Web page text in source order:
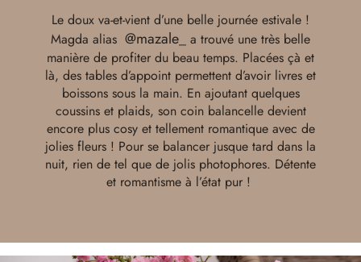
Le doux va-et-vient d’une belle journée estivale !
Magda alias @mazale_
a trouvé une très belle
manière de profiter du beau temps. Placées çà et
là, des tables d’appoint permettent d’avoir livres et
boissons sous la main. En ajoutant quelques
coussins et plaids, son coin balancelle devient
encore plus cosy et tellement romantique avec de
jolies fleurs ! Pour se balancer jusque tard dans la
nuit, rien de tel que de jolis photophores. Détente
et romantisme à l’état pur !